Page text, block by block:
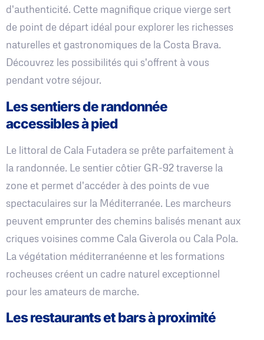
d'authenticité. Cette magnifique crique vierge sert
de point de départ idéal pour explorer les richesses
naturelles et gastronomiques de la Costa Brava.
Découvrez les possibilités qui s'offrent à vous
pendant votre séjour.
Les sentiers de randonnée
accessibles à pied
Le littoral de Cala Futadera se prête parfaitement à
la randonnée. Le sentier côtier GR-92 traverse la
zone et permet d'accéder à des points de vue
spectaculaires sur la Méditerranée. Les marcheurs
peuvent emprunter des chemins balisés menant aux
criques voisines comme Cala Giverola ou Cala Pola.
La végétation méditerranéenne et les formations
rocheuses créent un cadre naturel exceptionnel
pour les amateurs de marche.
Les restaurants et bars à proximité